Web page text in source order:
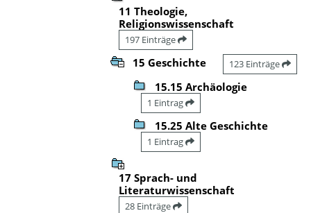
11 Theologie,
Religionswissenschaft
197 Einträge
15 Geschichte 123 Einträge
15.15 Archäologie
1 Eintrag
15.25 Alte Geschichte
1 Eintrag
17 Sprach- und
Literaturwissenschaft
28 Einträge